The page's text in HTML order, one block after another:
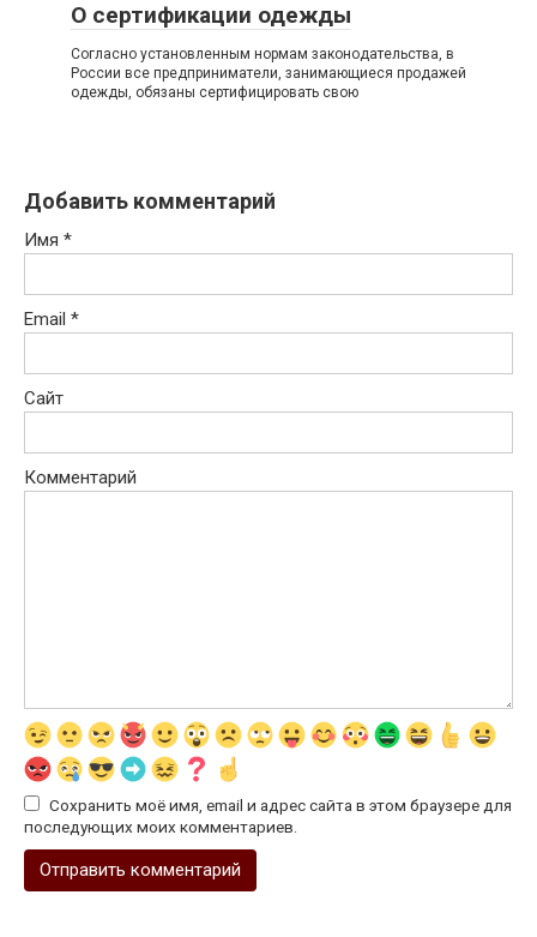
О сертификации одежды
Согласно установленным нормам законодательства, в
России все предприниматели, занимающиеся продажей
одежды, обязаны сертифицировать свою
Добавить комментарий
Имя *
Email *
Сайт
Комментарий
Сохранить моё имя, email и адрес сайта в этом браузере для
последующих моих комментариев.